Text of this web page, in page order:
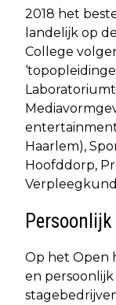
2018 het
landelijk op
College
entertainment
Haarlem),
Hoofddorp,
Op het Open
en